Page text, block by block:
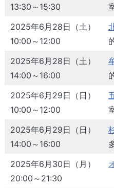
13:30～15:30
2025年6月28日（土）
10:00～12:00
2025年6月28日（土）
14:00～16:00
2025年6月29日（日）
10:00～12:00
2025年6月29日（日）
14:00～16:00
2025年6月30日（月）
20:00～21:30